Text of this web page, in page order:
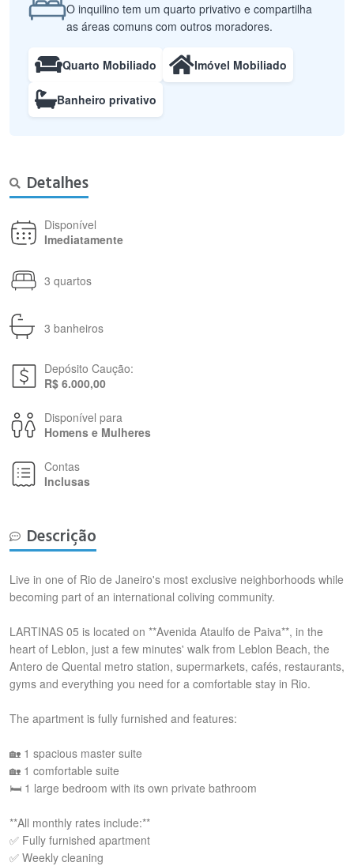
O inquilino tem um quarto privativo e compartilha
as áreas comuns com outros moradores.
Quarto Mobiliado Imóvel Mobiliado
Banheiro privativo
Detalhes
Disponível
Imediatamente
3 quartos
3 banheiros
Depósito Caução:
R$ 6.000,00
Disponível para
Homens e Mulheres
Contas
Inclusas
Descrição
Live in one of Rio de Janeiro's most exclusive neighborhoods while
becoming part of an international coliving community.
LARTINAS 05 is located on **Avenida Ataulfo de Paiva**, in the
heart of Leblon, just a few minutes' walk from Leblon Beach, the
Antero de Quental metro station, supermarkets, cafés, restaurants,
gyms and everything you need for a comfortable stay in Rio.
The apartment is fully furnished and features:
🏡 1 spacious master suite
🏡 1 comfortable suite
🛏️ 1 large bedroom with its own private bathroom
**All monthly rates include:**
✅ Fully furnished apartment
✅ Weekly cleaning